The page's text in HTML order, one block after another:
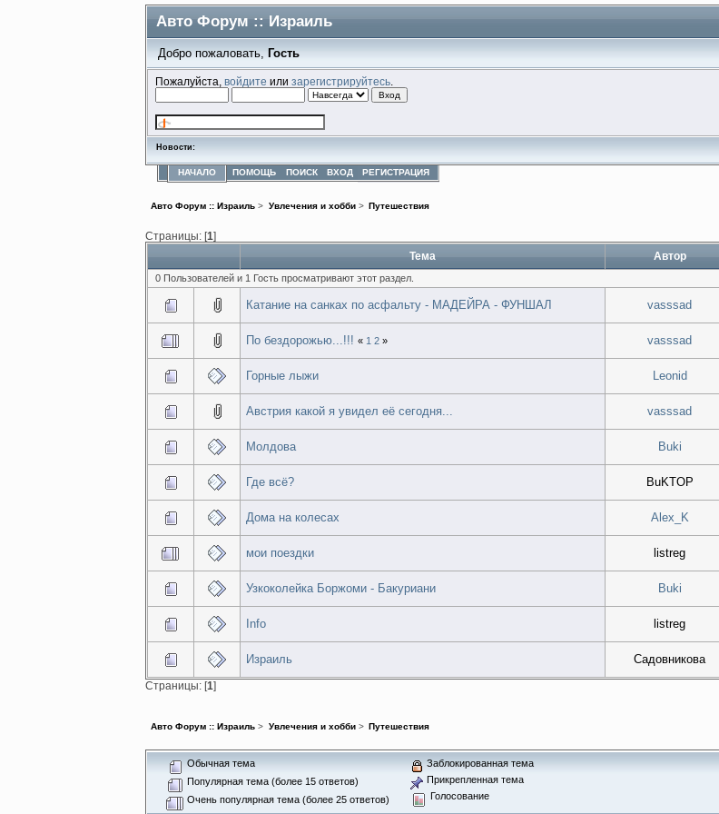
Авто Форум :: Израиль
Добро пожаловать, Гость
Пожалуйста,войдите илизарегистрируйтесь
Новости:
НАЧАЛО ПОМОЩЬ ПОИСК ВХОД РЕГИСТРАЦИЯ
Авто Форум :: Израиль > Увлечения и хобби> Путешествия
Страницы: [1]
Тема
Автор
0 Пользователей и 1 Гость просматривают этот раздел.
Катание на санках по асфальту - МАДЕЙРА - ФУНШАЛ vasssad
По бездорожью...!!! « 1 2 » vasssad
Горные лыжи Leonid
Австрия какой я увидел её сегодня... vasssad
Молдова Buki
Где всё? BuKTOP
Дома на колесах Alex_K
мои поездки listreg
Узкоколейка Боржоми - Бакуриани Buki
Info listreg
Израиль Садовникова
Страницы: [1]
Авто Форум :: Израиль > Увлечения и хобби> Путешествия
Обычная тема
Популярная тема (более 15 ответов)
Очень популярная тема (более 25 ответов)
Заблокированная тема
Прикрепленная тема
Голосование